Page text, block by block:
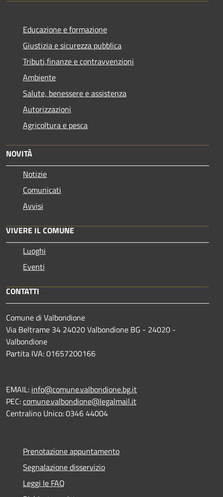
Educazione e formazione
Giustizia e sicurezza pubblica
Tributi,finanze e contravvenzioni
Ambiente
Salute, benessere e assistenza
Autorizzazioni
Agricoltura e pesca
NOVITÀ
Notizie
Comunicati
Avvisi
VIVERE IL COMUNE
Luoghi
Eventi
CONTATTI
Comune di Valbondione
Via Beltrame 34 24020 Valbondione BG - 24020 -
Valbondione
Partita IVA: 01657200166
EMAIL: info@comune.valbondione.bg.it
PEC:comune.valbondione@legalmail.it
Centralino Unico: 0346 44004
Prenotazione appuntamento
Segnalazione disservizio
Leggi le FAQ